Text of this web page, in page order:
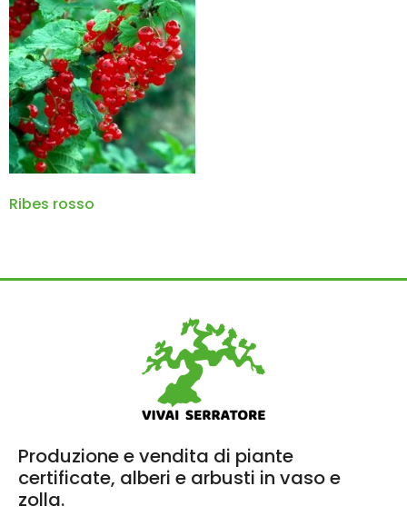
Ribes rosso
Produzione e vendita di piante
certificate, alberi e arbusti in vaso e
zolla.